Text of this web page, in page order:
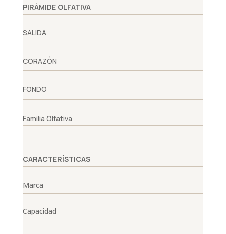
PIRÁMIDE OLFATIVA
SALIDA
CORAZÓN
FONDO
Familia Olfativa
CARACTERÍSTICAS
Marca
Capacidad